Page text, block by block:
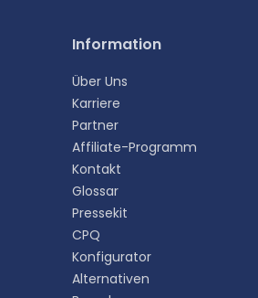
Sprache aus
Information
Über Uns
Karriere
Partner
Affiliate-Programm
Kontakt
Glossar
Pressekit
CPQ
Konfigurator
Alternativen